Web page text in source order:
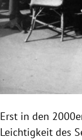
Erst in den
Leichtigkeit des